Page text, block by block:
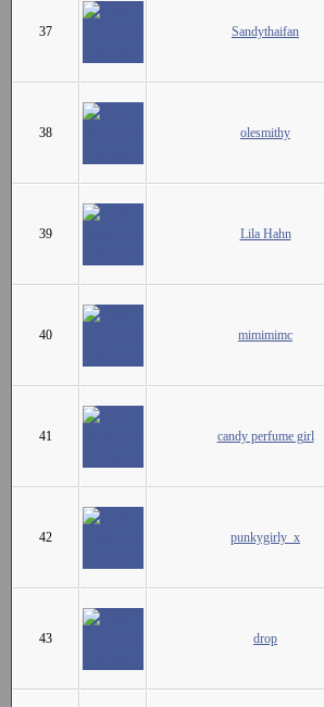
37 Sandythaifan
38 olesmithy
39 Lila Hahn
40 mimimimc
41 candy perfume girl
42 punkygirly_x
43 drop